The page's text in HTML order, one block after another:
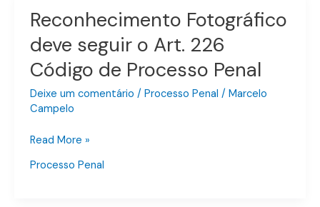
anônima
Reconhecimento Fotográfico
deve seguir o Art. 226
Código de Processo Penal
Deixe um comentário / Processo Penal / Marcelo
Campelo
Reconhecimento
deve
seguir
Art.
Código
Processo
Read More »
Processo Penal